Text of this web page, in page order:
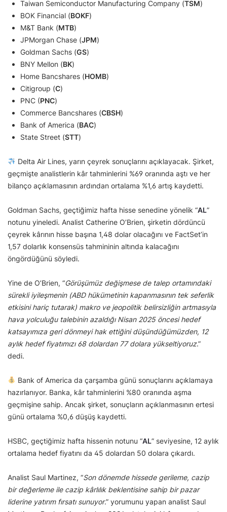
Taiwan Semiconductor Manufacturing Company (TSM)
BOK Financial (BOKF)
M&T Bank (MTB)
JPMorgan Chase (JPM)
Goldman Sachs (GS)
BNY Mellon (BK)
Home Bancshares (HOMB)
Citigroup (C)
PNC (PNC)
Commerce Bancshares (CBSH)
Bank of America (BAC)
State Street (STT)
Delta Air Lines, yarın çeyrek sonuçlarını açıklayacak. Şirket,
geçmişte analistlerin kâr tahminlerini %69 oranında aştı ve her
bilanço açıklamasının ardından ortalama %1,6 artış kaydetti.
Goldman Sachs, geçtiğimiz hafta hisse senedine yönelik “AL”
notunu yineledi. Analist Catherine O’Brien, şirketin dördüncü
çeyrek kârının hisse başına 1,48 dolar olacağını ve FactSet’in
1,57 dolarlık konsensüs tahmininin altında kalacağını
öngördüğünü söyledi.
Yine de O’Brien, “Görüşümüz değişmese de talep ortamındaki
sürekli iyileşmenin (ABD hükümetinin kapanmasının tek seferlik
etkisini hariç tutarak) makro ve jeopolitik belirsizliğin artmasıyla
hava yolculuğu talebinin azaldığı Nisan 2025 öncesi hedef
katsayımıza geri dönmeyi hak ettiğini düşündüğümüzden, 12
aylık hedef fiyatımızı 68 dolardan 77 dolara yükseltiyoruz.”
dedi.
Bank of America da çarşamba günü sonuçlarını açıklamaya
hazırlanıyor. Banka, kâr tahminlerini %80 oranında aşma
geçmişine sahip. Ancak şirket, sonuçların açıklanmasının ertesi
günü ortalama %0,6 düşüş kaydetti.
HSBC, geçtiğimiz hafta hissenin notunu “AL” seviyesine, 12 aylık
ortalama hedef fiyatını da 45 dolardan 50 dolara çıkardı.
Analist Saul Martinez, “Son dönemde hissede gerileme, cazip
bir değerleme ile cazip kârlılık beklentisine sahip bir pazar
liderine yatırım fırsatı sunuyor.” yorumunu yapan analist Saul